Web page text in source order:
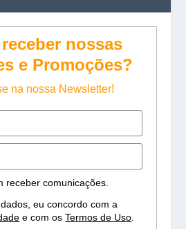
nossas
e Promoções?
na nossa Newsletter!
receber comunicações.
eu concordo com a
e com osTermos de Uso